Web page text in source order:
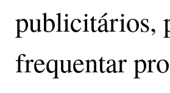
publicitários,
frequentar